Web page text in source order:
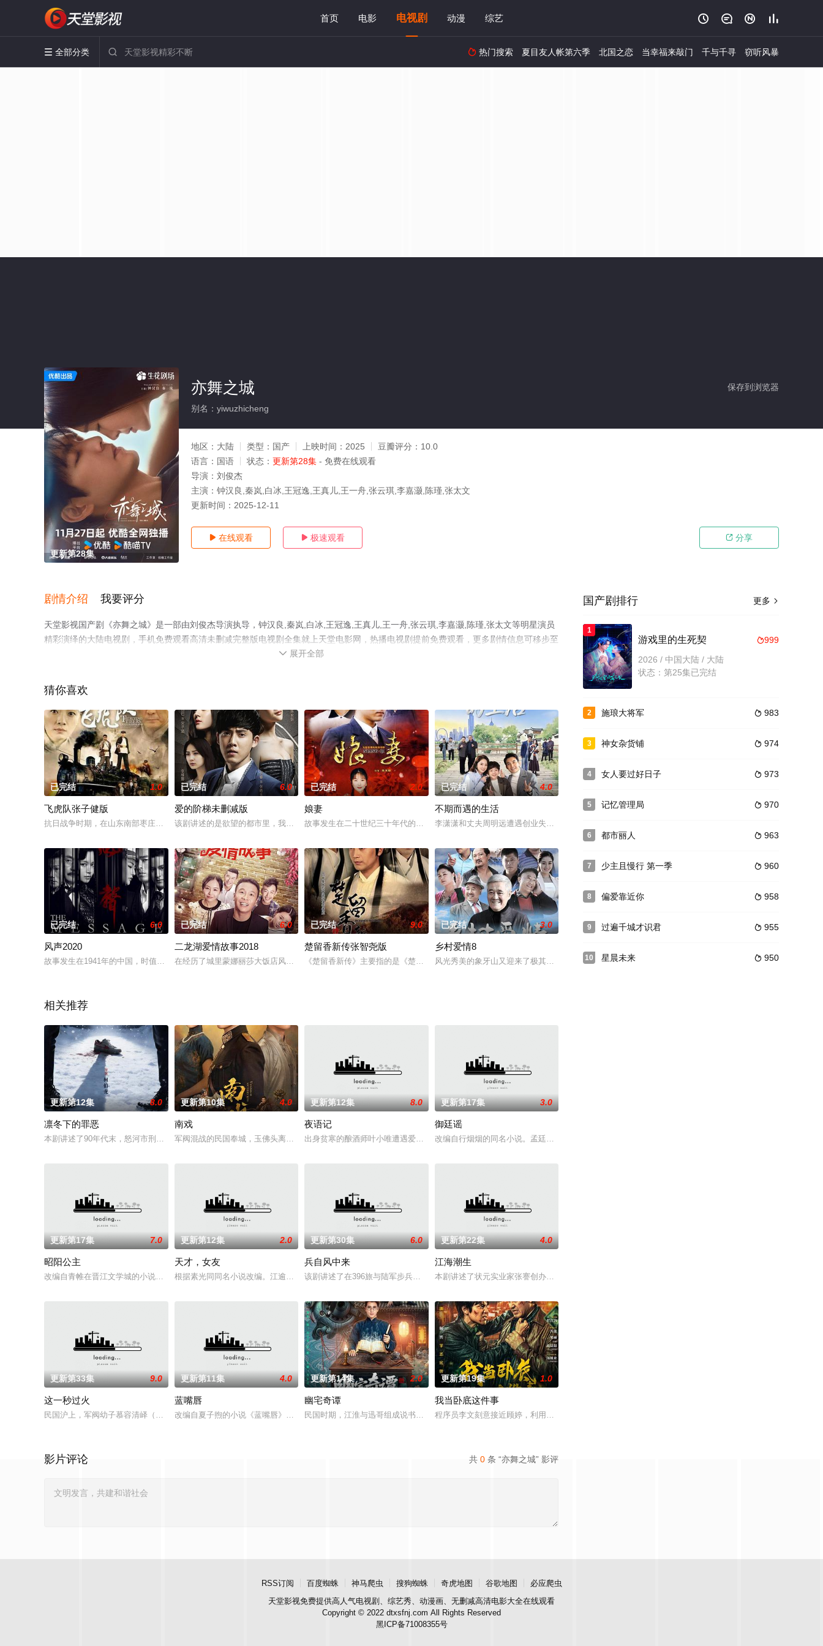
首页 电影 电视剧 动漫 综艺    
 全部分类   热门搜索 夏目友人帐第六季 北国之恋 当幸福来敲门 千与千寻 窃听风暴
更新第28集
保存到浏览器
亦舞之城
别名：yiwuzhicheng
地区： 大陆 类型： 国产 上映时间： 2025 豆瓣评分： 10.0
语言： 国语 状态： 更新第28集 - 免费在线观看
导演： 刘俊杰
主演： 钟汉良,秦岚,白冰,王冠逸,王真儿,王一舟,张云琪,李嘉灏,陈瑾,张太文
更新时间： 2025-12-11
 在线观看  极速观看  分享
剧情介绍 我要评分
天堂影视国产剧《亦舞之城》是一部由刘俊杰导演执导，钟汉良,秦岚,白冰,王冠逸,王真儿,王一舟,张云琪,李嘉灏,陈瑾,张太文等明星演员
精彩演绎的大陆电视剧，手机免费观看高清未删减完整版电视剧全集就上天堂电影网，热播电视剧提前免费观看，更多剧情信息可移步至
 展开全部
猜你喜欢
已完结 1.0
飞虎队张子健版
抗日战争时期，在山东南部枣庄矿区，以刘洪、王强为首的一批煤矿工人和铁路工人，因不堪日寇的欺
已完结 6.0
爱的阶梯未删减版
该剧讲述的是欲望的都市里，我们告别那些年少的美好和青春的璀璨，突入物欲横流的现实怀抱之中，
已完结 2.0
娘妻
故事发生在二十世纪三十年代的福建闽南。高家公子高耀宗（吴磊 饰）自幼桀傲不驯且又体弱多病，
已完结 4.0
不期而遇的生活
李潇潇和丈夫周明远遭遇创业失败和房产纠纷，导致家庭陷入经济危机，二人与一对新婚夫妻顾易和韩
已完结 6.0
风声2020
故事发生在1941年的中国，时值汪伪政府统治期间，军统特工顾晓梦（徐璐 饰）经过了不懈的努
已完结 6.0
二龙湖爱情故事2018
在经历了城里蒙娜丽莎大饭店风波之后，农村青年张立东决心辞掉工作，回家与妻子完成自己一直想要
已完结 9.0
楚留香新传张智尧版
《楚留香新传》主要指的是《楚留香传奇》系列的后面五部：包括《鬼恋侠情》、《蝙蝠传奇》、《桃
已完结 3.0
乡村爱情8
风光秀美的象牙山又迎来了极其闹腾的一年。嘚嘚瑟瑟的谢广坤（唐鉴军 饰）祖坟冒了青烟，王小蒙
相关推荐
更新第12集 8.0
凛冬下的罪恶
本剧讲述了90年代末，怒河市刑侦支队在无普及监控、无DNA鉴定技术的支持下，通过摸排、勘查
更新第10集 4.0
南戏
军阀混战的民国奉城，玉佛头离奇失窃，戏班主横尸戏台，将冷血少帅许又安与昆曲名伶荣筱楠推向不
更新第12集 8.0
夜语记
出身贫寒的酿酒师叶小唯遭遇爱人程桉、恩师林晚媚的双重背叛。她从恨意中涅槃重生，借私生女桑落
更新第17集 3.0
御廷谣
改编自行烟烟的同名小说。孟廷辉，大平王朝有史以来个以女子进士科三元及第入翰林院的奇女子。十
更新第17集 7.0
昭阳公主
改编自青帷在晋江文学城的小说《平阳公主》。
更新第12集 2.0
天才，女友
根据素光同同名小说改编。江逾白长大以后，林知夏忽然对他说：“江逾白，我喜欢你，哲学和生物学
更新第30集 6.0
兵自风中来
该剧讲述了在396旅与陆军步兵学院联合举办的小型军事演习中，郭子剑因不满演习流于形式，假传
更新第22集 4.0
江海潮生
本剧讲述了状元实业家张謇创办大生企业，实业报国的故事。甲午战争后，国家蒙羞，张謇虽高中状元
更新第33集 9.0
这一秒过火
民国沪上，军阀幼子慕容清峄（张凌赫 饰）因被抱错而受尽养父虐待，少年出逃时被任素素（王楚然
更新第11集 4.0
蓝嘴唇
改编自夏子煦的小说《蓝嘴唇》。藤墨与伍十弦因一场乌龙“神药”事件相遇，在成人用品店与酒吧的
更新第14集 2.0
幽宅奇谭
民国时期，江淮与迅哥组成说书班子，偶遇“白天人住屋，晚上鬼占房”的阴阳宅，江淮被掳走配“阴
更新第19集 1.0
我当卧底这件事
程序员李文刻意接近顾婷，利用顾炎女儿奴的属性，请求老炮儿顾炎带自己用程序员身份卧底电诈集团
共 0 条 “亦舞之城” 影评
影片评论
更多 
国产剧排行
1
999
游戏里的生死契
2026 / 中国大陆 / 大陆
状态：第25集已完结
2  983
施琅大将军
3  974
神女杂货铺
4  973
女人要过好日子
5  970
记忆管理局
6  963
都市丽人
7  960
少主且慢行 第一季
8  958
偏爱靠近你
9  955
过遍千城才识君
10  950
星晨未来
RSS订阅 百度蜘蛛 神马爬虫 搜狗蜘蛛 奇虎地图 谷歌地图
必应爬虫
天堂影视免费提供高人气电视剧、综艺秀、动漫画、无删减高清电影大全在线观看
Copyright © 2022 dtxsfnj.com All Rights Reserved
黑ICP备71008355号